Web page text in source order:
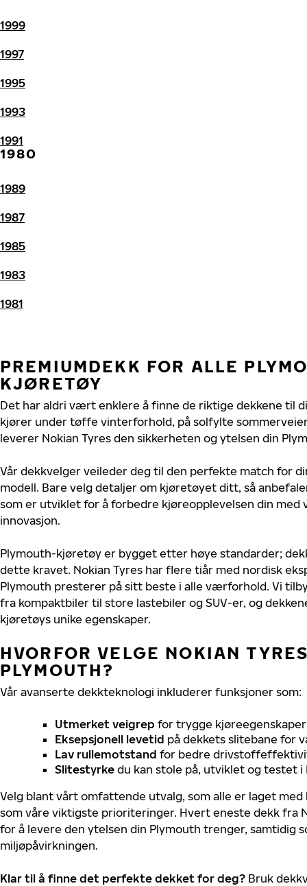
1999
1997
1995
1993
1991
1980
1989
1987
1985
1983
1981
PREMIUMDEKK FOR ALLE
KJØRETØY
Det har aldri vært enklere å finne de riktige dekkene til
kjører under tøffe vinterforhold, på solfylte
leverer Nokian Tyres den sikkerheten og ytelsen din
Vår dekkvelger veileder deg til den perfekte match for
modell. Bare velg detaljer om kjøretøyet ditt, så
som er utviklet for å forbedre kjøreopplevelsen din med
innovasjon.
Plymouth-kjøretøy er bygget etter høye standarder;
dette kravet. Nokian Tyres har flere tiår med nordisk
Plymouth presterer på sitt beste i alle værforhold. Vi
fra kompaktbiler til store lastebiler og SUV-er, og
kjøretøys unike egenskaper.
HVORFOR VELGE NOKIAN
PLYMOUTH?
Vår avanserte dekkteknologi inkluderer funksjoner som:
Utmerket veigrep for trygge
Eksepsjonell levetid på dekkets slitebane for
Lav rullemotstand for bedre
Slitestyrke du kan stole på, utviklet og testet i
Velg blant vårt omfattende utvalg, som alle er laget
som våre viktigste prioriteringer. Hvert eneste dekk fra
for å levere den ytelsen din Plymouth trenger, samtidig
miljøpåvirkningen.
Klar til å finne det perfekte dekket for deg? Bruk